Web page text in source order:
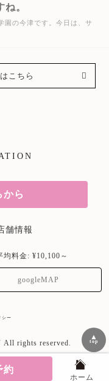
。
園の今津です。今日は、サ
こちら
から
舗情報
均料金: ¥10,100～
googleMAP
シー
All rights reserved.
サービス
▲
top
約
ホーム